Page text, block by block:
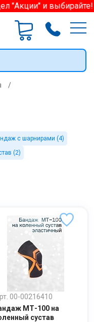
"Акции" и
/
с шарнирами (4)
(2)
00-00216410
МТ-100 на
сустав